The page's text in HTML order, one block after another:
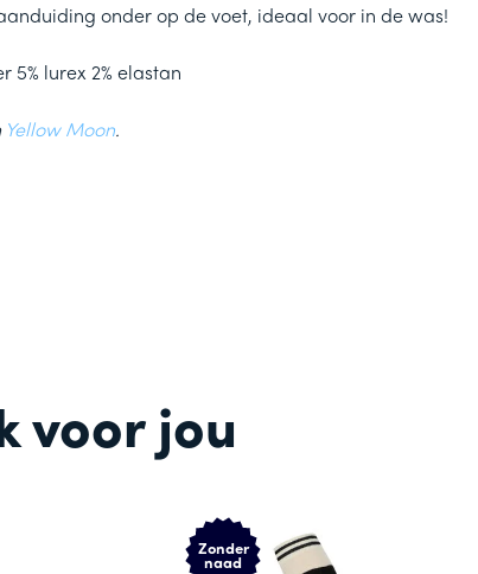
onder op de voet, ideaal voor in de was!
5% lurex 2% elastan
Yellow Moon.
voor jou
Zonder
naad